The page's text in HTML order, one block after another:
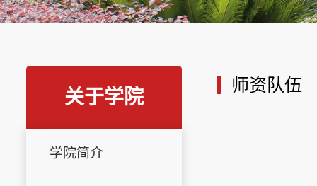
关于学院
学院简介
师资队伍